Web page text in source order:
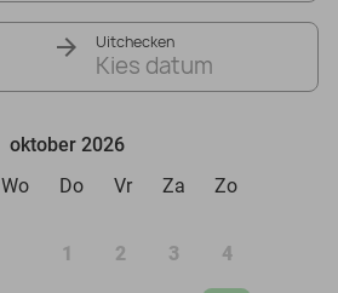
Uitchecken
Kies datum
oktober 2026
Wo Do Vr Za Zo
1 2 3 4